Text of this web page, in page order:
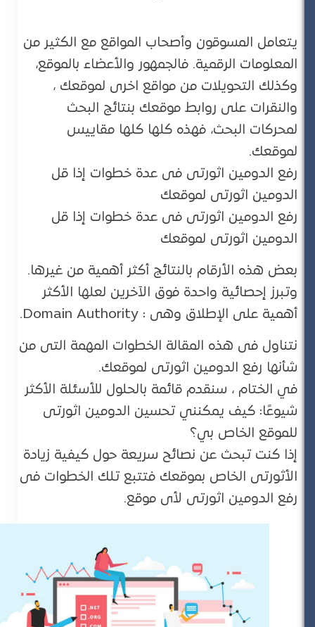
يتعامل المسوقون وأصحاب المواقع مع الكثير من
المعلومات الرقمية. فالجمهور والأعضاء بالموقع،
وكذلك التحويلات من مواقع اخرى لموقعك ،
والنقرات على روابط موقعك بنتائج البحث
لمحركات البحث، فهذه كلها كلها مقاييس
لموقعك.
رفع الدومين اثورتى فى عدة خطوات إذا قل
الدومين اثورتى لموقعك
رفع الدومين اثورتى فى عدة خطوات إذا قل
الدومين اثورتى لموقعك
بعض هذه الأرقام بالنتائج أكثر أهمية من غيرها.
وتبرز إحصائية واحدة فوق الآخرين لعلها الأكثر
أهمية على الإطلاق وهى : Domain Authority.
نتناول فى هذه المقالة الخطوات المهمة التى من
شأنها رفع الدومين اثورتى لموقعك.
في الختام ، سنقدم قائمة بالحلول للأسئلة الأكثر
شيوعًا: كيف يمكنني تحسين الدومين اثورتى
للموقع الخاص بي؟
إذا كنت تبحث عن نصائح سريعة حول كيفية زيادة
الأثورتى الخاص بموقعك فتتبع تلك الخطوات فى
رفع الدومين اثورتى لأى موقع.